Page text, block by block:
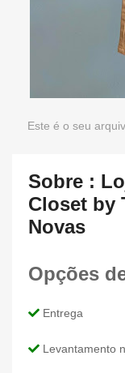
Este é o seu
Sobre :
Closet by
Novas
Opções
Entrega
Levantamento